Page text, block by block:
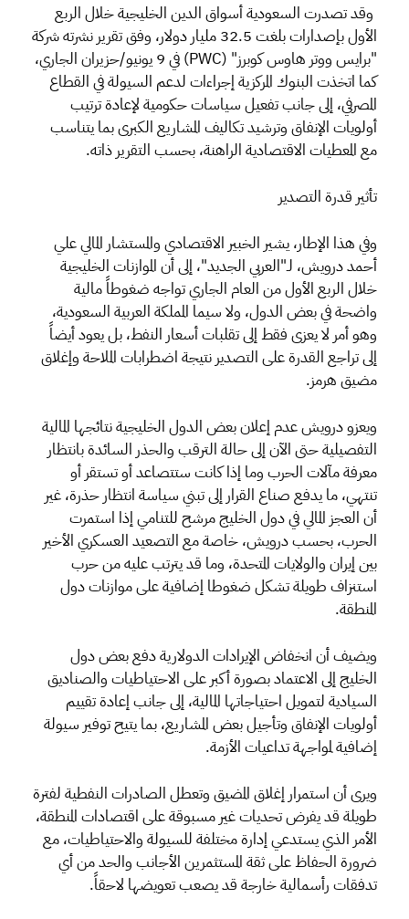
وقد تصدرت السعودية أسواق الدين الخليجية خلال الربع
الأول بإصدارات بلغت 32.5 مليار دولار، وفق تقرير نشرته شركة
"برايس ووتر هاوس كوبرز" (PWC) في 9 يونيو/حزيران الجاري،
كما اتخذت البنوك المركزية إجراءات لدعم السيولة في القطاع
المصرفي، إلى جانب تفعيل سياسات حكومية لإعادة ترتيب
أولويات الإنفاق وترشيد تكاليف المشاريع الكبرى بما يتناسب
مع المعطيات الاقتصادية الراهنة، بحسب التقرير ذاته.
تأثير قدرة التصدير
وفي هذا الإطار، يشير الخبير الاقتصادي والمستشار المالي علي
أحمد درويش، لـ"العربي الجديد"، إلى أن الموازنات الخليجية
خلال الربع الأول من العام الجاري تواجه ضغوطاً مالية
واضحة في بعض الدول، ولا سيما المملكة العربية السعودية،
وهو أمر لا يعزى فقط إلى تقلبات أسعار النفط، بل يعود أيضاً
إلى تراجع القدرة على التصدير نتيجة اضطرابات الملاحة وإغلاق
مضيق هرمز.
ويعزو درويش عدم إعلان بعض الدول الخليجية نتائجها المالية
التفصيلية حتى الآن إلى حالة الترقب والحذر السائدة بانتظار
معرفة مآلات الحرب وما إذا كانت ستتصاعد أو تستقر أو
تنتهي، ما يدفع صناع القرار إلى تبني سياسة انتظار حذرة، غير
أن العجز المالي في دول الخليج مرشح للتنامي إذا استمرت
الحرب، بحسب درويش، خاصة مع التصعيد العسكري الأخير
بين إيران والولايات المتحدة، وما قد يترتب عليه من حرب
استنزاف طويلة تشكل ضغوطا إضافية على موازنات دول
المنطقة.
ويضيف أن انخفاض الإيرادات الدولارية دفع بعض دول
الخليج إلى الاعتماد بصورة أكبر على الاحتياطيات والصناديق
السيادية لتمويل احتياجاتها المالية، إلى جانب إعادة تقييم
أولويات الإنفاق وتأجيل بعض المشاريع، بما يتيح توفير سيولة
إضافية لمواجهة تداعيات الأزمة.
ويرى أن استمرار إغلاق المضيق وتعطل الصادرات النفطية لفترة
طويلة قد يفرض تحديات غير مسبوقة على اقتصادات المنطقة،
الأمر الذي يستدعي إدارة مختلفة للسيولة والاحتياطيات، مع
ضرورة الحفاظ على ثقة المستثمرين الأجانب والحد من أي
تدفقات رأسمالية خارجة قد يصعب تعويضها لاحقاً.